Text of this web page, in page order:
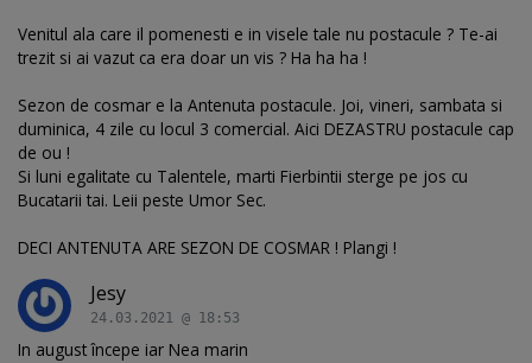
Venitul ala care il pomenesti e in visele tale nu postacule ? Te-ai
trezit si ai vazut ca era doar un vis ? Ha ha ha !
Sezon de cosmar e la Antenuta postacule. Joi, vineri, sambata si
duminica, 4 zile cu locul 3 comercial. Aici DEZASTRU postacule cap
de ou !
Si luni egalitate cu Talentele, marti Fierbintii sterge pe jos cu
Bucatarii tai. Leii peste Umor Sec.
DECI ANTENUTA ARE SEZON DE COSMAR ! Plangi !
Jesy
24.03.2021 @ 18:53
In august începe iar Nea marin